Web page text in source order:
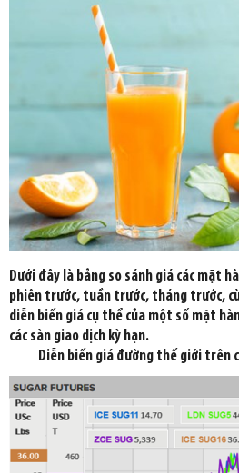
Dưới đây là bảng so sánh giá các mặt
phiên trước, tuần trước, tháng trước,
diễn biến giá cụ thể của một số mặt
các sàn giao dịch kỳ hạn.
Diễn biến giá đường thế giới trên